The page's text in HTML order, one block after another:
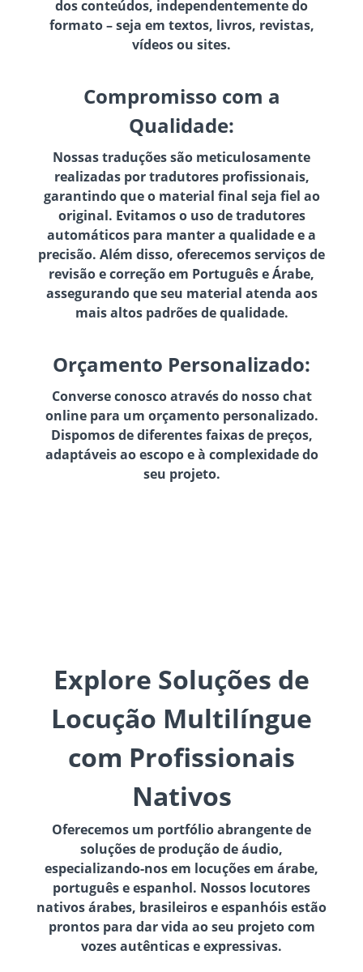
dos conteúdos, independentemente do
formato – seja em textos, livros, revistas,
vídeos ou sites.
Compromisso com a
Qualidade:
Nossas traduções são meticulosamente
realizadas por tradutores profissionais,
garantindo que o material final seja fiel ao
original. Evitamos o uso de tradutores
automáticos para manter a qualidade e a
precisão. Além disso, oferecemos serviços de
revisão e correção em Português e Árabe,
assegurando que seu material atenda aos
mais altos padrões de qualidade.
Orçamento Personalizado:
Converse conosco através do nosso chat
online para um orçamento personalizado.
Dispomos de diferentes faixas de preços,
adaptáveis ao escopo e à complexidade do
seu projeto.
Explore Soluções de
Locução Multilíngue
com Profissionais
Nativos
Oferecemos um portfólio abrangente de
soluções de produção de áudio,
especializando-nos em locuções em árabe,
português e espanhol. Nossos locutores
nativos árabes, brasileiros e espanhóis estão
prontos para dar vida ao seu projeto com
vozes autênticas e expressivas.